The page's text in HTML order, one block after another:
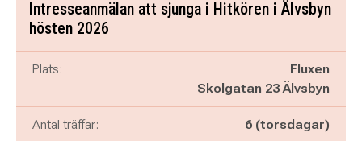
Intresseanmälan att sjunga i Hitkören i Älvsbyn
hösten 2026
Plats:
Fluxen
Skolgatan 23 Älvsbyn
Antal träffar: 6 (torsdagar)